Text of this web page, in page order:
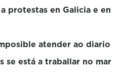
protestas en Galicia e en
atender ao diario
se está a traballar no mar